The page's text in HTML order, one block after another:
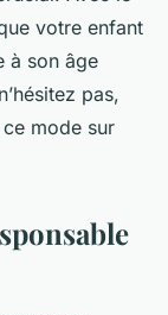
votre enfant
à son âge
pas,
mode sur